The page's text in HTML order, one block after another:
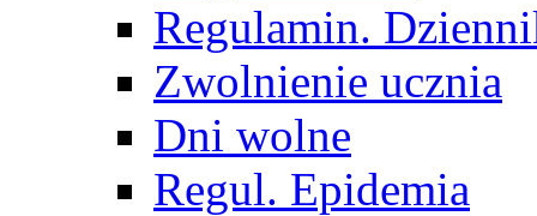
Regulamin.
Zwolnienie ucznia
Dni wolne
Regul. Epidemia